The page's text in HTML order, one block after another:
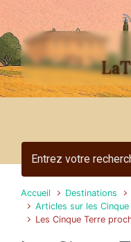
Skip to main content
Accueil Destinations
Articles sur les Cinque
Les Cinque Terre